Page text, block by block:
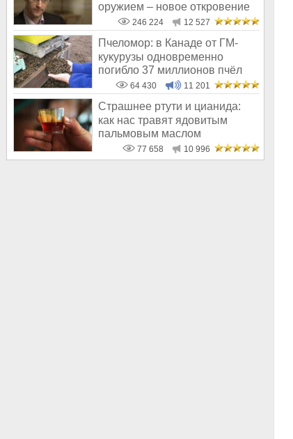
оружием – новое откровение
Эдварда Сноудена
246 224 12 527
Пчеломор: в Канаде от ГМ-
кукурузы одновременно
погибло 37 миллионов пчёл
64 430 11 201
Страшнее ртути и цианида:
как нас травят ядовитым
пальмовым маслом
77 658 10 996